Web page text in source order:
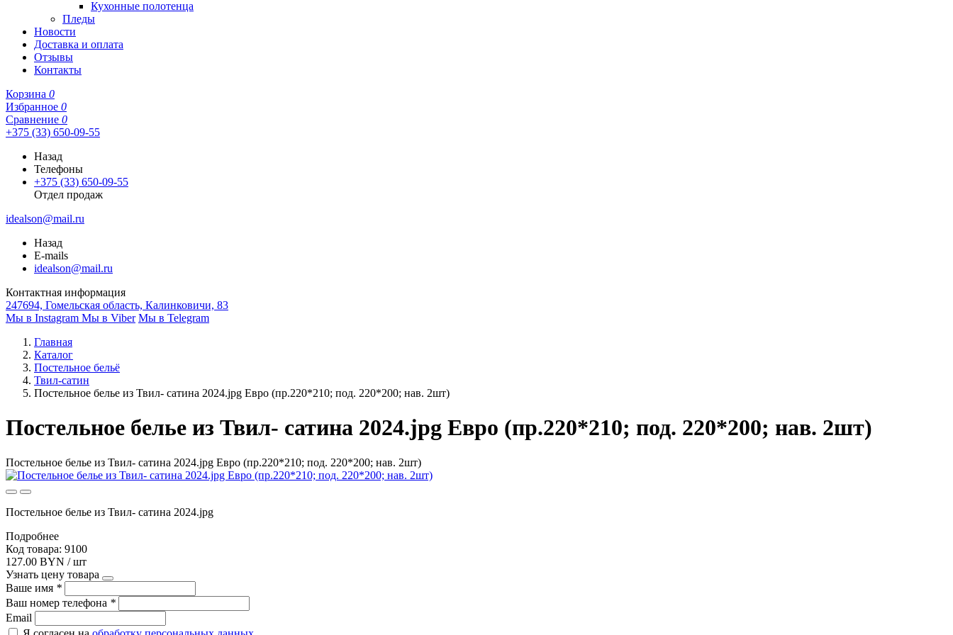
Кухонные полотенца
Пледы
Новости
Доставка и оплата
Отзывы
Контакты
Корзина 0
Избранное 0
Сравнение 0
+375 (33) 650-09-55
Назад
Телефоны
+375 (33) 650-09-55
Отдел продаж
idealson@mail.ru
Назад
E-mails
idealson@mail.ru
Контактная информация
247694, Гомельская область, Калинковичи, 83
Мы в Instagram Мы в Viber Мы в Telegram
Главная
Каталог
Постельное бельё
Твил-сатин
Постельное белье из Твил- сатина 2024.jpg Евро (пр.220*210; под. 220*200; нав. 2шт)
Постельное белье из Твил- сатина 2024.jpg Евро (пр.220*210; под. 220*200; нав. 2шт)
Постельное белье из Твил- сатина 2024.jpg Евро (пр.220*210; под. 220*200; нав. 2шт)
Постельное белье из Твил- сатина 2024.jpg
Подробнее
Код товара: 9100
127.00 BYN / шт
Узнать цену товара
Ваше имя *
Ваш номер телефона *
Email